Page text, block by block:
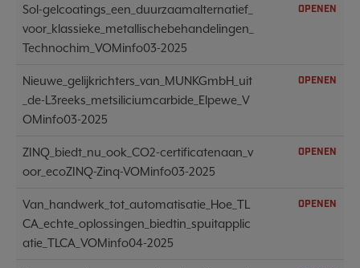
Sol-gelcoatings_een_duurzaamalternatief_
voor_klassieke_metallischebehandelingen_
Technochim_VOMinfo03-2025
OPENEN
Nieuwe_gelijkrichters_van_MUNKGmbH_uit
_de-L3reeks_metsiliciumcarbide_Elpewe_V
OMinfo03-2025
OPENEN
ZINQ_biedt_nu_ook_CO2-certificatenaan_v
oor_ecoZINQ-Zinq-VOMinfo03-2025
OPENEN
Van_handwerk_tot_automatisatie_Hoe_TL
CA_echte_oplossingen_biedtin_spuitapplic
atie_TLCA_VOMinfo04-2025
OPENEN